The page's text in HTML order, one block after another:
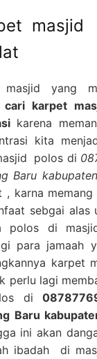
masjid yang
karpet
karena
kita
polos di
Baru
, karna
sebgai alas
polos di
para jamaah
karpet
perlu lagi
di
Baru
ini akan
ibadah di